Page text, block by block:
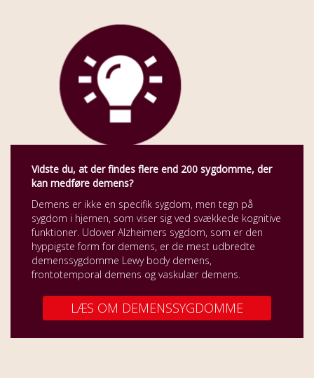
Vidste du, at der findes flere end 200 sygdomme, der
kan medføre demens?
Demens er ikke en specifik sygdom, men tegn på
sygdom i hjernen, som viser sig ved svækkede kognitive
funktioner. Udover Alzheimers sygdom, som er den
hyppigste form for demens, er de mest udbredte
demenssygdomme Lewy body demens,
frontotemporal demens og vaskulær demens.
LÆS OM DEMENSSYGDOMME